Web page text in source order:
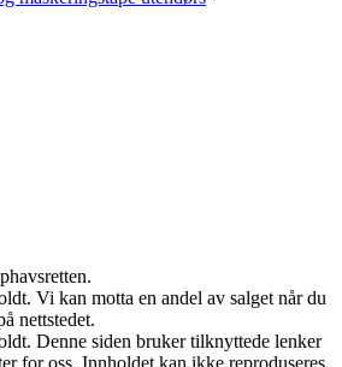
Vi kan motta en andel av salget når du
nettstedet.
Denne siden bruker tilknyttede lenker